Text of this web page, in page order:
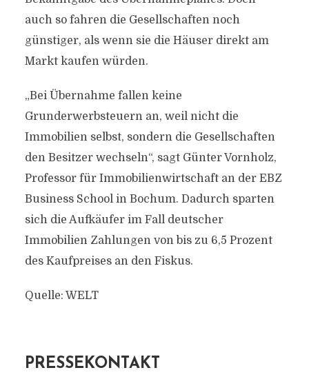
auch so fahren die Gesellschaften noch
günstiger, als wenn sie die Häuser direkt am
Markt kaufen würden.
„Bei Übernahme fallen keine
Grunderwerbsteuern an, weil nicht die
Immobilien selbst, sondern die Gesellschaften
den Besitzer wechseln“, sagt Günter Vornholz,
Professor für Immobilienwirtschaft an der EBZ
Business School in Bochum. Dadurch sparten
sich die Aufkäufer im Fall deutscher
Immobilien Zahlungen von bis zu 6,5 Prozent
des Kaufpreises an den Fiskus.
Quelle: WELT
PRESSEKONTAKT